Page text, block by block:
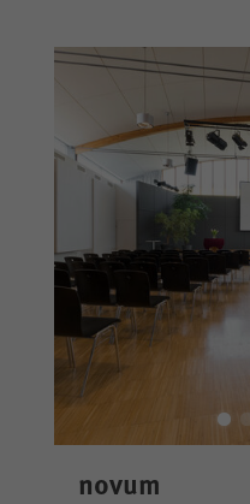
novum